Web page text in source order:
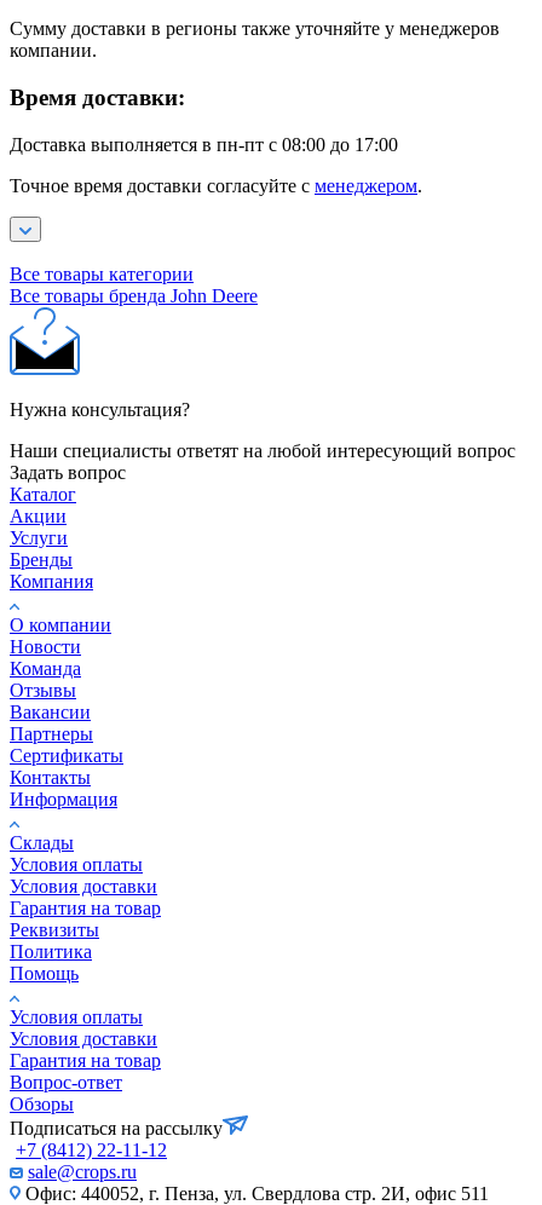
Сумму доставки в регионы также уточняйте у менеджеров
компании.
Время доставки:
Доставка выполняется в пн-пт с 08:00 до 17:00
Точное время доставки согласуйте с менеджером.
Все товары категории
Все товары бренда John Deere
Нужна консультация?
Наши специалисты ответят на любой интересующий вопрос
Задать вопрос
Каталог
Акции
Услуги
Бренды
Компания
О компании
Новости
Команда
Отзывы
Вакансии
Партнеры
Сертификаты
Контакты
Информация
Склады
Условия оплаты
Условия доставки
Гарантия на товар
Реквизиты
Политика
Помощь
Условия оплаты
Условия доставки
Гарантия на товар
Вопрос-ответ
Обзоры
Подписаться на рассылку
+7 (8412) 22-11-12
sale@crops.ru
Офис: 440052, г. Пенза, ул. Свердлова стр. 2И, офис 511